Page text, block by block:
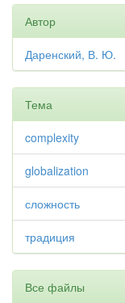
Автор
Даренский, В. Ю.
Тема
complexity
globalization
сложность
традиция
Все файлы